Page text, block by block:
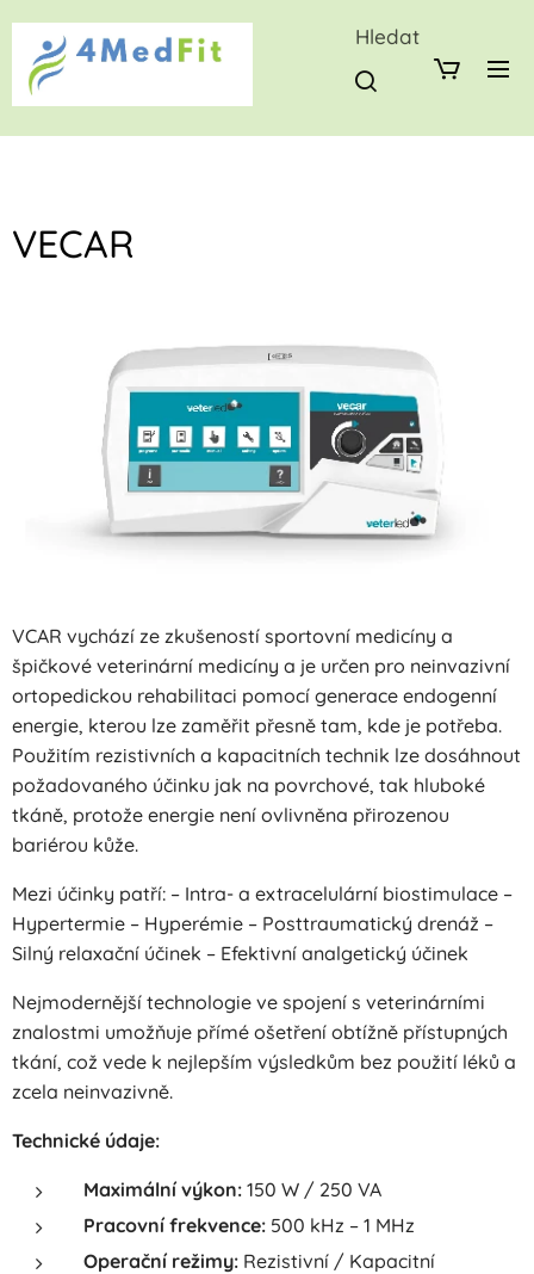
Hledat
VECAR
VCAR vychází ze zkušeností sportovní medicíny a
špičkové veterinární medicíny a je určen pro neinvazivní
ortopedickou rehabilitaci pomocí generace endogenní
energie, kterou lze zaměřit přesně tam, kde je potřeba.
Použitím rezistivních a kapacitních technik lze dosáhnout
požadovaného účinku jak na povrchové, tak hluboké
tkáně, protože energie není ovlivněna přirozenou
bariérou kůže.
Mezi účinky patří: – Intra- a extracelulární biostimulace –
Hypertermie – Hyperémie – Posttraumatický drenáž –
Silný relaxační účinek – Efektivní analgetický účinek
Nejmodernější technologie ve spojení s veterinárními
znalostmi umožňuje přímé ošetření obtížně přístupných
tkání, což vede k nejlepším výsledkům bez použití léků a
zcela neinvazivně.
Technické údaje:
Maximální výkon: 150 W / 250 VA
Pracovní frekvence: 500 kHz – 1 MHz
Operační režimy: Rezistivní / Kapacitní